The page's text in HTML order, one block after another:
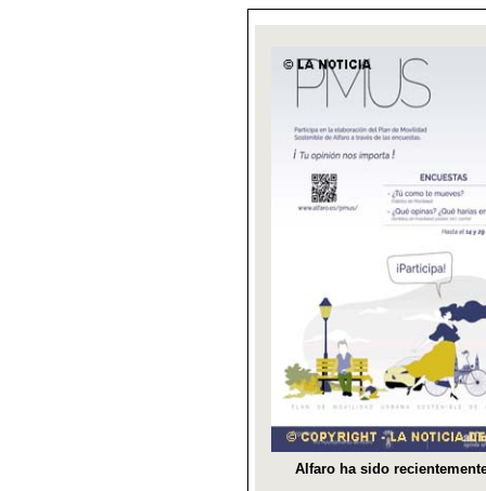
Alfaro ha sido